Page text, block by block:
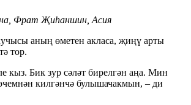
Фрат Җиһаншин, Асия
аның өметен акласа, җиңү арты
тор.
кыз. Бик зур сәләт бирелгән аңа. Мин
килгәнчә булышачакмын, – ди